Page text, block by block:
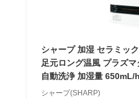
シャープ 加湿 セラミッ
足元ロング温風 プラズ
自動洗浄 加湿量 650mL/
シャープ(SHARP)